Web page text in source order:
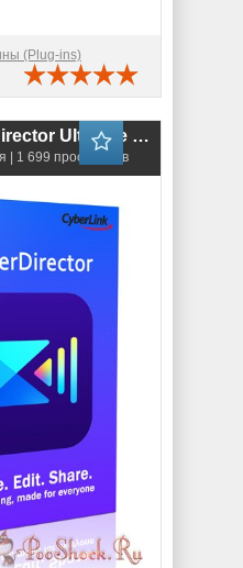
(Plug-ins)
CyberLink PowerDirector Ultimate 22.0.2118.0
| 1 699 просмотров